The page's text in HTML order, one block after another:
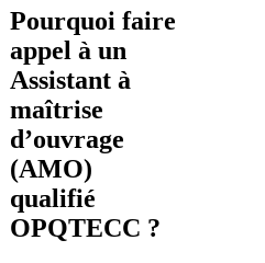
Pourquoi faire
appel à un
Assistant à
maîtrise
d’ouvrage
(AMO)
qualifié
OPQTECC ?